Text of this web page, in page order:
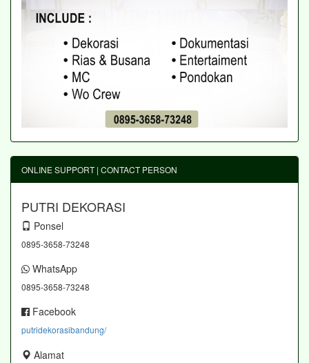
ONLINE SUPPORT | CONTACT PERSON
PUTRI DEKORASI
Ponsel
0895-3658-73248
WhatsApp
0895-3658-73248
Facebook
putridekorasibandung/
Alamat